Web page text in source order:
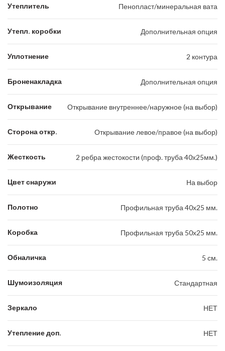
Утеплитель Пенопласт/минеральная вата
Утепл. коробки Дополнительная опция
Уплотнение 2 контура
Броненакладка Дополнительная опция
Открывание Открывание внутреннее/наружное (на выбор)
Сторона откр. Открывание левое/правое (на выбор)
Жесткость 2 ребра жестокости (проф. труба 40х25мм.)
Цвет снаружи На выбор
Полотно Профильная труба 40х25 мм.
Коробка Профильная труба 50х25 мм.
Обналичка 5 см.
Шумоизоляция Стандартная
Зеркало НЕТ
Утепление доп. НЕТ